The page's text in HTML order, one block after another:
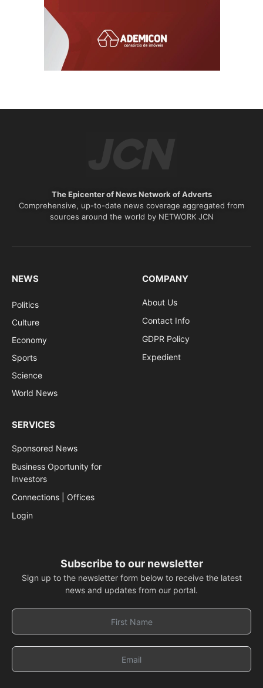
The Epicenter of News Network of Adverts
Comprehensive, up-to-date news coverage aggregated from
sources around the world by NETWORK JCN
NEWS
Politics
Culture
Economy
Sports
Science
World News
COMPANY
About Us
Contact Info
GDPR Policy
Expedient
SERVICES
Sponsored News
Business Oportunity for
Investors
Connections | Offices
Login
Subscribe to our newsletter
Sign up to the newsletter form below to receive the latest
news and updates from our portal.